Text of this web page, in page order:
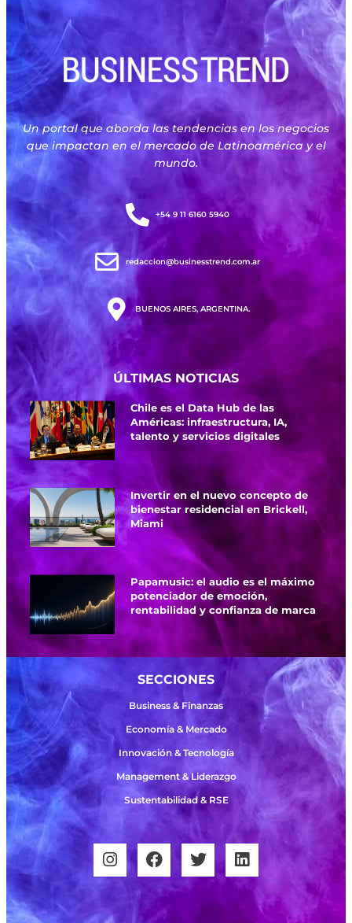
Un portal que aborda las tendencias en los negocios
que impactan en el mercado de Latinoamérica y el
mundo.
+54 9 11 6160 5940
redaccion@businesstrend.com.ar
BUENOS AIRES, ARGENTINA.
ÚLTIMAS NOTICIAS
Chile es el Data Hub de las
Américas: infraestructura, IA,
talento y servicios digitales
Invertir en el nuevo concepto de
bienestar residencial en Brickell,
Miami
Papamusic: el audio es el máximo
potenciador de emoción,
rentabilidad y confianza de marca
SECCIONES
Business & Finanzas
Economía & Mercado
Innovación & Tecnología
Management & Liderazgo
Sustentabilidad & RSE